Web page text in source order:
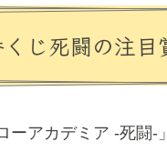
じ死闘の注目
ーアカデミア -死闘